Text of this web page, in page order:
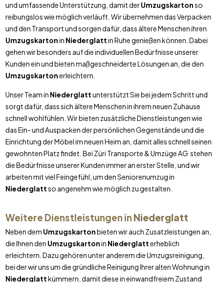
und umfassende Unterstützung, damit derUmzugskartonso
reibungslos wie möglich verläuft. Wir übernehmen das Verpacken
und den Transport und sorgen dafür, dass ältere Menschen ihren
Umzugskartonin Niederglattin Ruhe genießen können. Dabei
gehen wir besonders auf die individuellen Bedürfnisse unserer
Kunden ein und bieten maßgeschneiderte Lösungen an, die den
Umzugskartonerleichtern.
Unser Team in Niederglattunterstützt Sie bei jedem Schritt und
sorgt dafür, dass sich ältere Menschen in ihrem neuen Zuhause
schnell wohlfühlen. Wir bieten zusätzliche Dienstleistungen wie
das Ein- und Auspacken der persönlichen Gegenstände und die
Einrichtung der Möbel im neuen Heim an, damit alles schnell seinen
gewohnten Platz findet. Bei Züri Transporte & Umzüge AG stehen
die Bedürfnisse unserer Kunden immer an erster Stelle, und wir
arbeiten mit viel Feingefühl, um den Seniorenumzug in
Niederglattso angenehm wie möglich zu gestalten.
Weitere Dienstleistungen in Niederglatt
Neben dem Umzugskartonbieten wir auch Zusatzleistungen an,
die Ihnen den Umzugskartonin Niederglatterheblich
erleichtern. Dazu gehören unter anderem die Umzugsreinigung,
bei der wir uns um die gründliche Reinigung Ihrer alten Wohnung in
Niederglattkümmern, damit diese in einwandfreiem Zustand